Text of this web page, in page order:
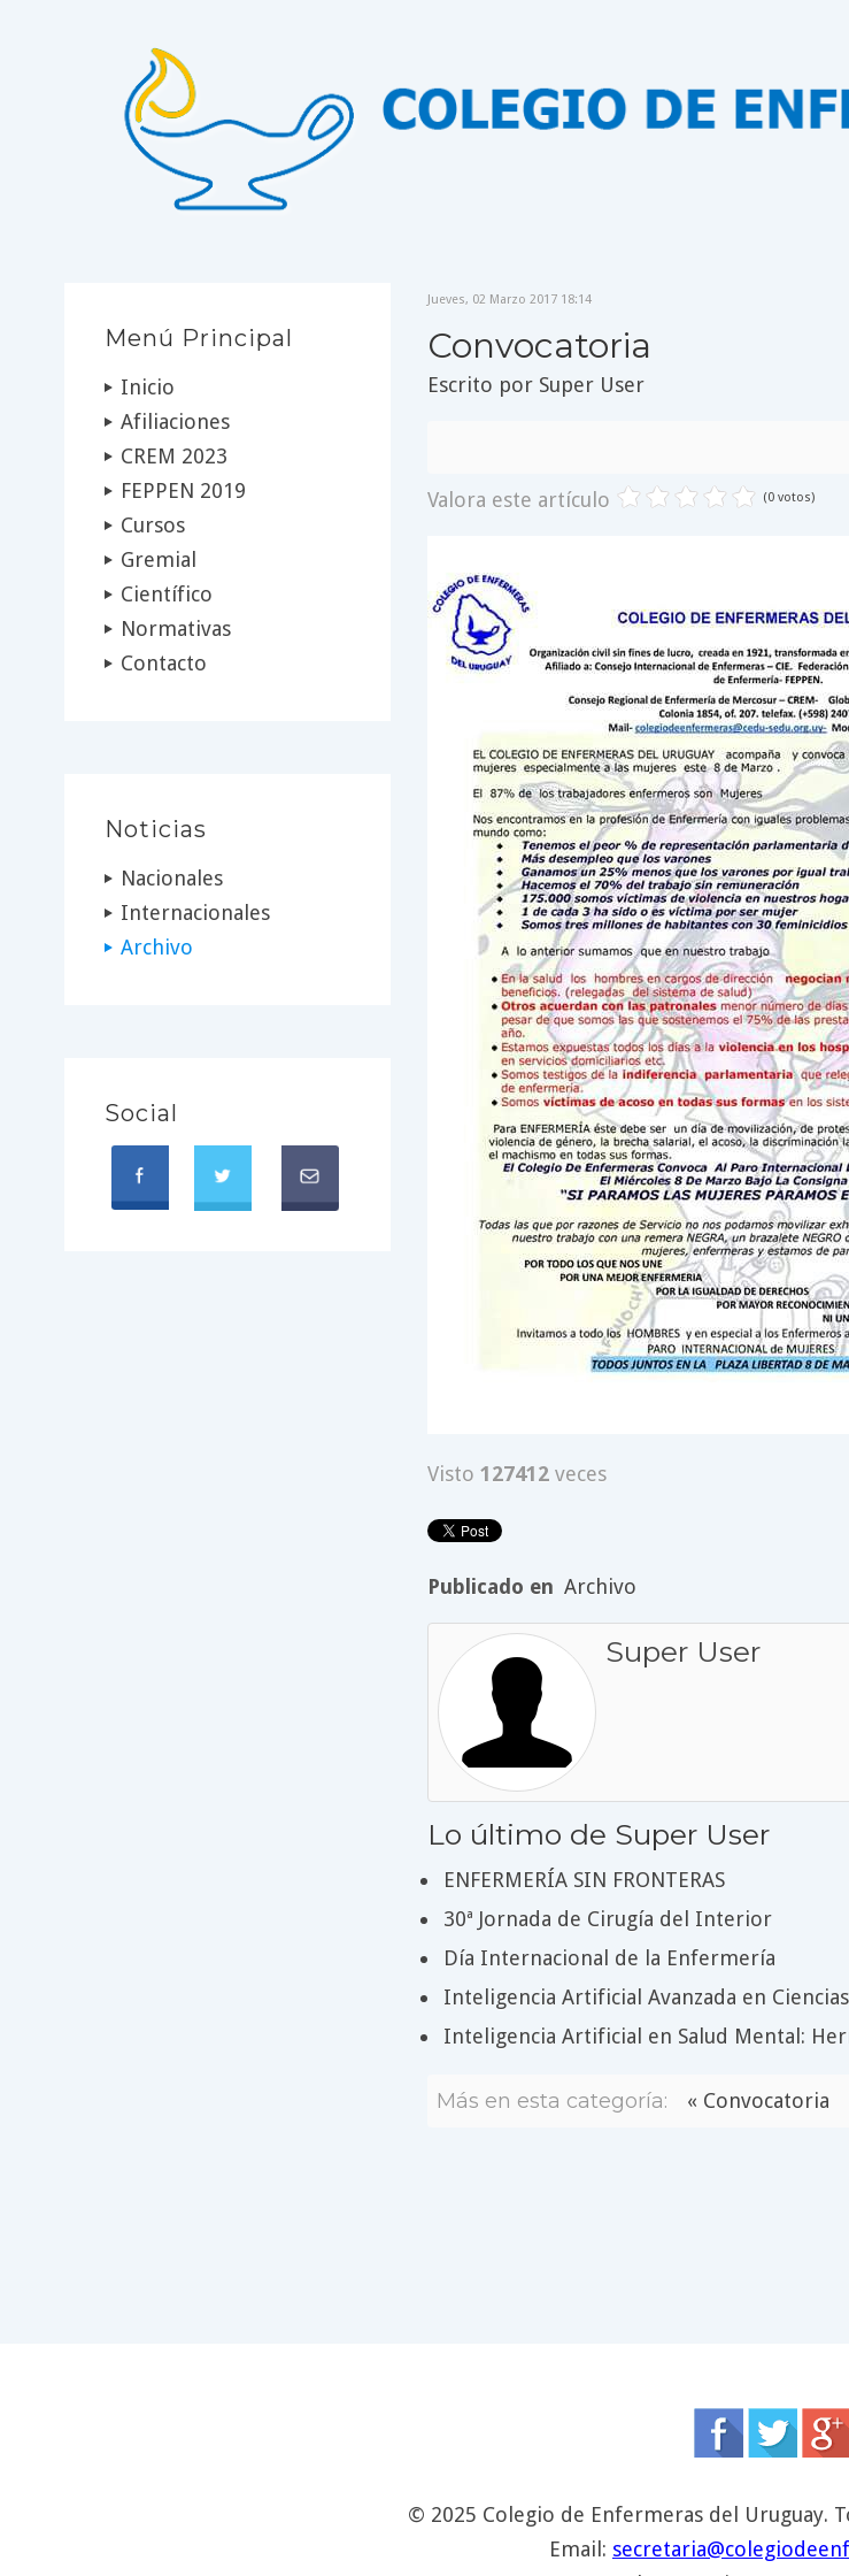
Menú Principal
Inicio
Afiliaciones
CREM 2023
FEPPEN 2019
Cursos
Gremial
Científico
Normativas
Contacto
Noticias
Nacionales
Internacionales
Archivo
Social
Jueves, 02 Marzo 2017 18:14
Convocatoria
Escrito por Super User
Valora este artículo (0 votos)
Visto 127412veces
Publicado en Archivo
Super User
Lo último de Super User
ENFERMERÍA SIN FRONTERAS
30ª Jornada de Cirugía del Interior
Día Internacional de la Enfermería
Inteligencia Artificial Avanzada en
Inteligencia Artificial en Salud Mental:
Más en esta categoría: « Convocatoria
© 2025 Colegio de Enfermeras del Uruguay.
Email: